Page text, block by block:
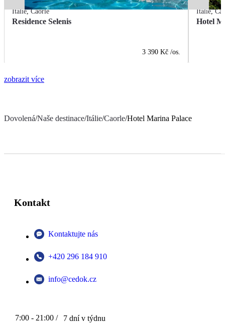
Itálie,Caorle
Residence Selenis
3 390 Kč /os.
Itálie,
Hotel
zobrazit více
Dovolená/Naše destinace/Itálie/Caorle/Hotel Marina Palace
Kontakt
Kontaktujte nás
+420 296 184 910
info@cedok.cz
7:00 - 21:00 / 7 dní v týdnu